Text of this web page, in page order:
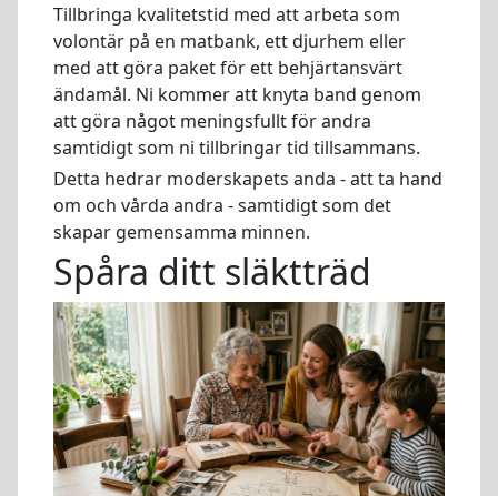
Tillbringa kvalitetstid med att arbeta som
volontär på en matbank, ett djurhem eller
med att göra paket för ett behjärtansvärt
ändamål. Ni kommer att knyta band genom
att göra något meningsfullt för andra
samtidigt som ni tillbringar tid tillsammans.
Detta hedrar moderskapets anda - att ta hand
om och vårda andra - samtidigt som det
skapar gemensamma minnen.
Spåra ditt släktträd